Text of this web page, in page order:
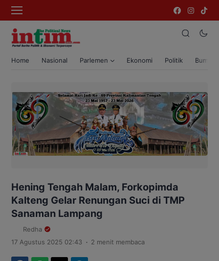
Home Nasional Parlemen Ekonomi Politik Bumi
Hening Tengah Malam, Forkopimda
Kalteng Gelar Renungan Suci di TMP
Sanaman Lampang
Redha
17 Agustus 2025 02:43 . 2 menit membaca